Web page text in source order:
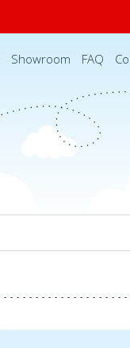
Showroom FAQ